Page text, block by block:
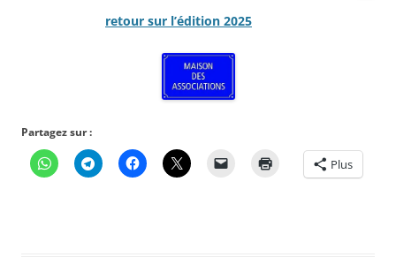
retour sur l’édition 2025
Partagez sur :
Plus